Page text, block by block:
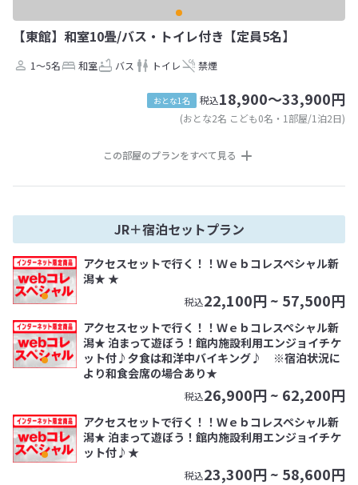
【東館】和室10畳/バス・トイレ付き【定員5名】
1～5名 和室 バス トイレ 禁煙
おとな1名 税込18,900～33,900円
(おとな2名 こども0名・1部屋/1泊2日)
この部屋のプランをすべて見る
JR＋宿泊セットプラン
アクセスセットで行く！！Ｗｅｂコレスペシャル新
潟★ ★
税込22,100円 ~ 57,500円
アクセスセットで行く！！Ｗｅｂコレスペシャル新
潟★ 泊まって遊ぼう！館内施設利用エンジョイチケ
ット付♪夕食は和洋中バイキング♪ ※宿泊状況に
より和食会席の場合あり★
税込26,900円 ~ 62,200円
アクセスセットで行く！！Ｗｅｂコレスペシャル新
潟★ 泊まって遊ぼう！館内施設利用エンジョイチケ
ット付♪★
税込23,300円 ~ 58,600円